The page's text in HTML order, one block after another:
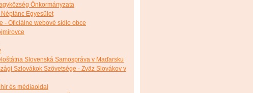
Önkormányzata
Egyesület
- Oficiálne webové sídlo obce
Slovenská Samospráva v Maďarsku
Szlovákok Szövetsége - Zväz Slovákov v
és médiaoldal